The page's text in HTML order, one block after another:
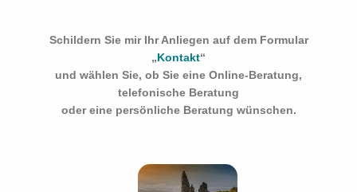
Schildern Sie mir Ihr Anliegen auf dem Formular
„Kontakt“
und wählen Sie, ob Sie eine Online-Beratung,
telefonische Beratung
oder eine persönliche Beratung wünschen.